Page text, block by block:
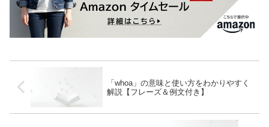
「whoa」の意味と使い方をわかりやすく
解説【フレーズ＆例文付き】